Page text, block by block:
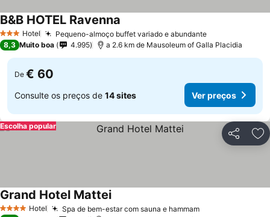
3 EstrelasHotel Pequeno-almoço buffet variado e abundante
B&B HOTEL Ravenna
8,3 Muito boa 4.995 a 2.6 km de Mausoleum of Galla Placidia
De € 60
Consulte os preços de 14 sites Ver preços
Partilhar
Escolha popular
4 EstrelasHotel Spa de bem-estar com sauna e hammam
Grand Hotel Mattei